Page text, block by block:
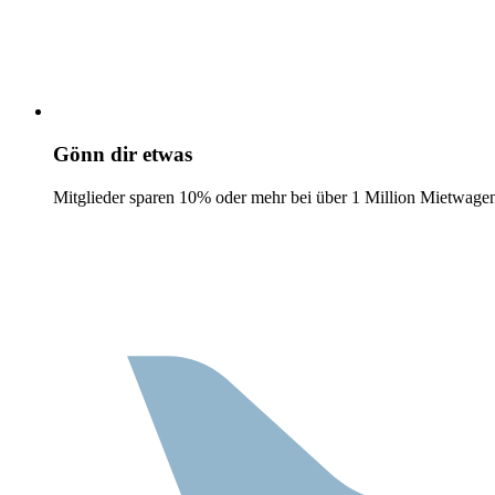
Gönn dir etwas
Mitglieder sparen 10% oder mehr bei über 1 Million